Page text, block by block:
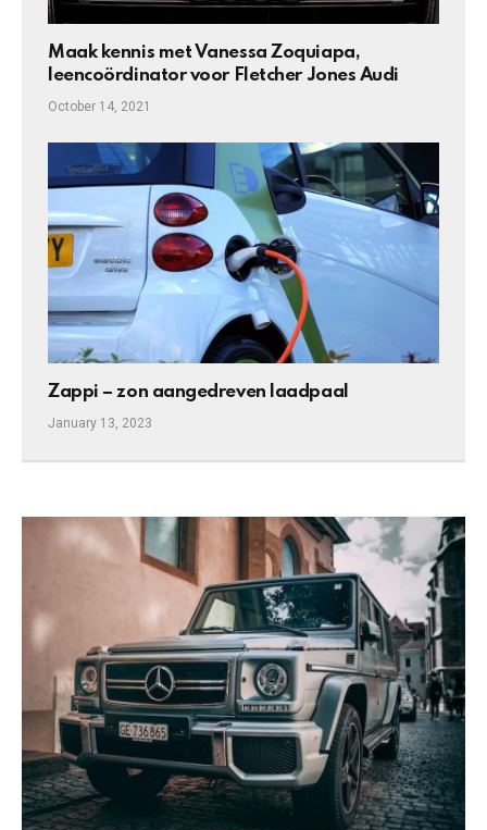
Maak kennis met Vanessa Zoquiapa,
leencoördinator voor Fletcher Jones Audi
October 14, 2021
Zappi – zon aangedreven laadpaal
January 13, 2023